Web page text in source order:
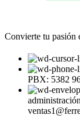
Convierte tu pasión
PBX: 5382